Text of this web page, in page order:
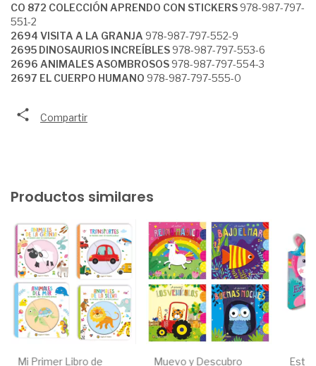
CO 872 COLECCIÓN APRENDO CON STICKERS 978-987-797-
551-2
2694 VISITA A LA GRANJA 978-987-797-552-9
2695 DINOSAURIOS INCREÍBLES 978-987-797-553-6
2696 ANIMALES ASOMBROSOS 978-987-797-554-3
2697 EL CUERPO HUMANO 978-987-797-555-0
Compartir
Productos similares
Mi Primer Libro de
Muevo y Descubro